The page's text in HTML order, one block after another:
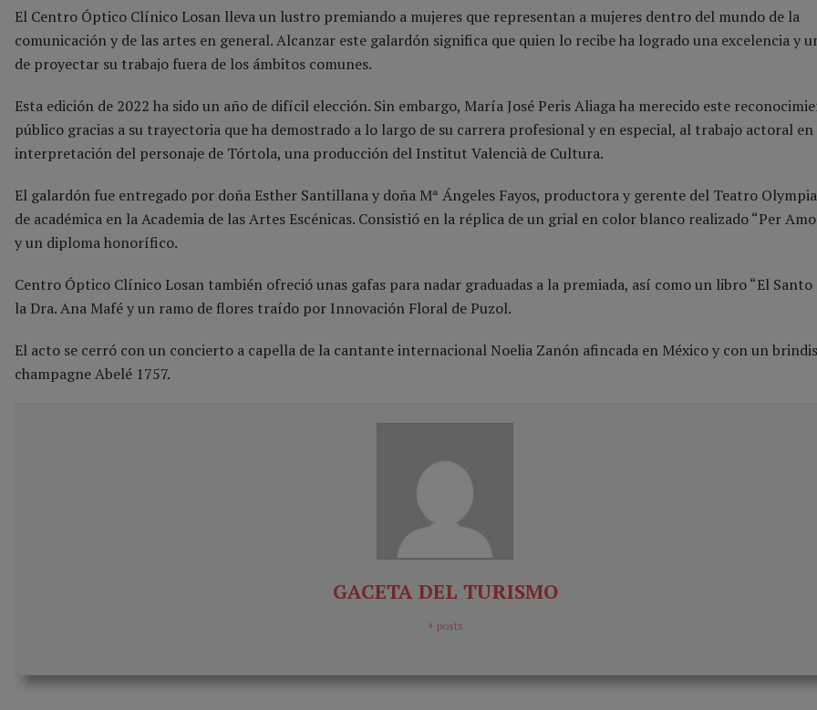
El Centro Óptico Clínico Losan lleva un lustro premiando a mujeres que representan a mujeres dentro del mundo de la
comunicación y de las artes en general. Alcanzar este galardón significa que quien lo recibe ha logrado una excelencia y
de proyectar su trabajo fuera de los ámbitos comunes.
Esta edición de 2022 ha sido un año de difícil elección. Sin embargo, María José Peris Aliaga ha merecido este
público gracias a su trayectoria que ha demostrado a lo largo de su carrera profesional y en especial, al trabajo actoral en
interpretación del personaje de Tórtola, una producción del Institut Valencià de Cultura.
El galardón fue entregado por doña Esther Santillana y doña Mª Ángeles Fayos, productora y gerente del Teatro
de académica en la Academia de las Artes Escénicas. Consistió en la réplica de un grial en color blanco realizado “Per
y un diploma honorífico.
Centro Óptico Clínico Losan también ofreció unas gafas para nadar graduadas a la premiada, así como un libro “El Santo
la Dra. Ana Mafé y un ramo de flores traído por Innovación Floral de Puzol.
El acto se cerró con un concierto a capella de la cantante internacional Noelia Zanón afincada en México y con un
champagne Abelé 1757.
GACETA DEL TURISMO
+ posts